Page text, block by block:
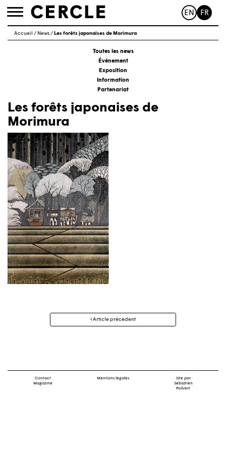
Toggle
EN FR
Accueil / News/ Les forêts japonaises de Morimura
Toutes les news
Événement
Exposition
Information
Partenariat
Les forêts japonaises de
Morimura
Navigation
Article précédent
Contact
Magazine
Mentions légales
Site par
Sébastien
Poilvert